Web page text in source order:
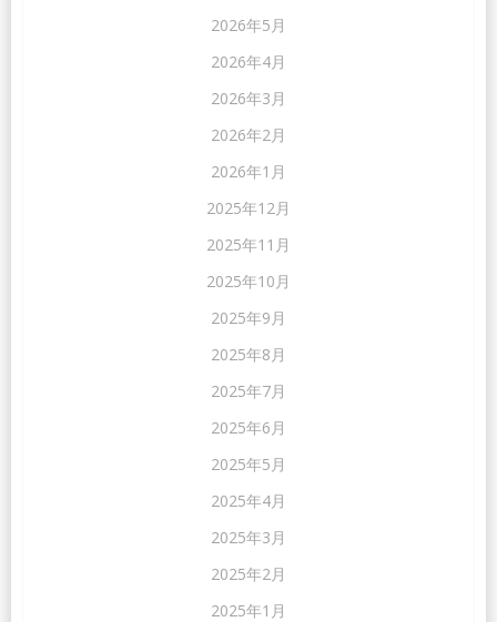
2026年5月
2026年4月
2026年3月
2026年2月
2026年1月
2025年12月
2025年11月
2025年10月
2025年9月
2025年8月
2025年7月
2025年6月
2025年5月
2025年4月
2025年3月
2025年2月
2025年1月